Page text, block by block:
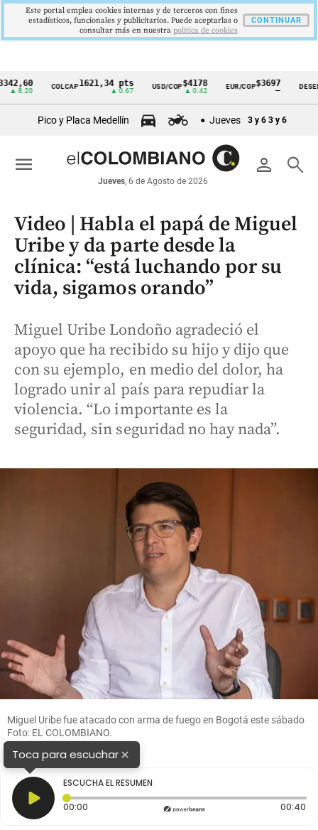
Cintillo
económicos
Colombia
COLCAP1621,34 pts USD/COP$4178
▲ 0.42
EUR/COP$3697
—
DESEMPLEO
Pico y Placa Medellín Jueves 3 y 6 3 y 6
person search
Jueves, 6 de Agosto de 2026
menu
Video | Habla el papá de Miguel
Uribe y da parte desde la
clínica: “está luchando por su
vida, sigamos orando”
Miguel Uribe Londoño agradeció el
apoyo que ha recibido su hijo y dijo que
con su ejemplo, en medio del dolor, ha
logrado unir al país para repudiar la
violencia. “Lo importante es la
seguridad, sin seguridad no hay nada”.
Miguel Uribe fue atacado con arma de fuego en Bogotá este sábado
Foto: EL COLOMBIANO.
Toca para escuchar×
ESCUCHA EL RESUMEN
00:00 Tiempo transcurrido: 0 segundos 00:40
Este portal emplea cookies internas y de terceros con fines
estadísticos, funcionales y publicitarios. Puede aceptarlas o
consultar más en nuestra politica de cookies
CONTINUAR